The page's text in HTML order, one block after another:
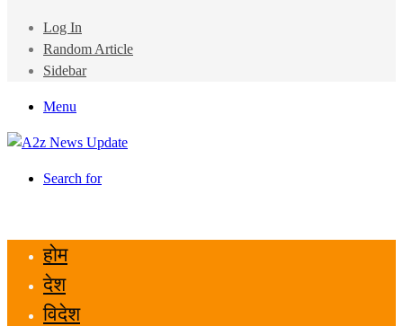
Log In
Random Article
Sidebar
Menu
Search for
होम
देश
विदेश